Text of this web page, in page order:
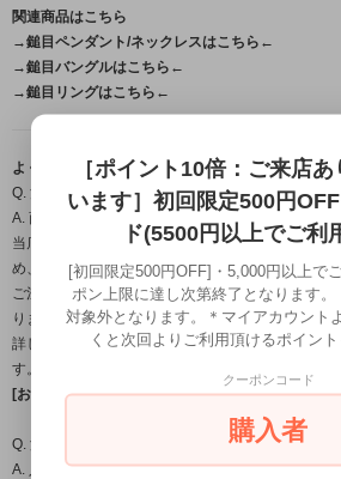
関連商品はこちら
→鎚目ペンダント/ネックレスはこちら←
→鎚目バングルはこちら←
→鎚目リングはこちら←
よくある質問（FAQ）
Q. 注文から届くまで、どのくらいの日数がかかり
A. 商品によって納期は異なります。
当店の作品はすべて職人が一点ずつ手作業で製作
め、
ご注文・ご入金確認後から発送までは営業日約1
ります。
詳しいお届け時期につきましては、ご注文確定後
す。
[お届け日目安についてはこちら←]
Q. 温泉やプール、お風呂に入るときは外したほう
A. 入浴時の着用は避けて頂くことをおすすめしま
［ポイント10倍：ご来店
います］初回限定500円
ド(5500円以上でご利
[初回限定500円OFF]・5,000円以上で
ポン上限に達し次第終了となります
対象外となります。＊マイアカウント
くと次回よりご利用頂けるポイント
クーポンコード
購入者